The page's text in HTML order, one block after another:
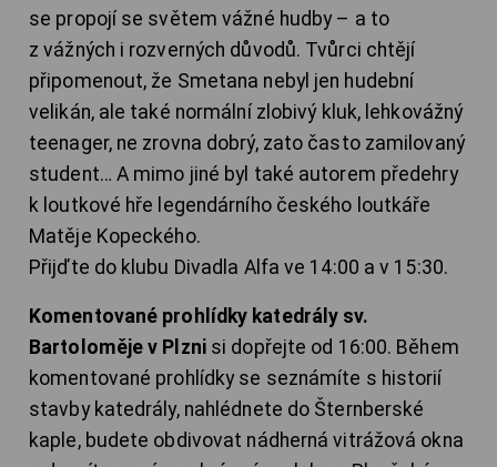
se propojí se světem vážné hudby – a to
z vážných i rozverných důvodů. Tvůrci chtějí
připomenout, že Smetana nebyl jen hudební
velikán, ale také normální zlobivý kluk, lehkovážný
teenager, ne zrovna dobrý, zato často zamilovaný
student… A mimo jiné byl také autorem předehry
k loutkové hře legendárního českého loutkáře
Matěje Kopeckého.
Přijďte do klubu Divadla Alfa ve 14:00 a v 15:30.
Komentované prohlídky katedrály sv.
Bartoloměje v Plzni si dopřejte od 16:00. Během
komentované prohlídky se seznámíte s historií
stavby katedrály, nahlédnete do Šternberské
kaple, budete obdivovat nádherná vitrážová okna